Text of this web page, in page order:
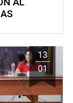
13
01